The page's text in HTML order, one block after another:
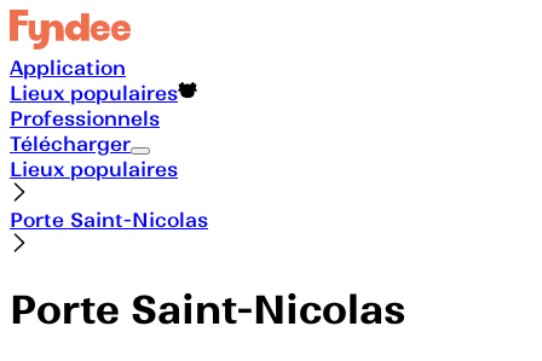
Application
Lieux populaires
Professionnels
Télécharger
Lieux populaires
Porte Saint-Nicolas
Porte Saint-Nicolas